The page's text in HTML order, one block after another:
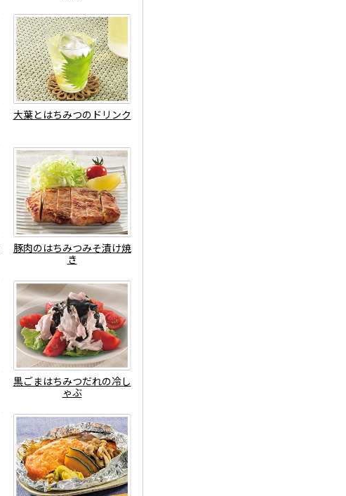
大葉とはちみつのドリンク
豚肉のはちみつみそ漬け焼
き
黒ごまはちみつだれの冷し
ゃぶ